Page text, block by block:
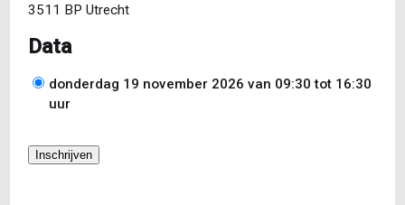
3511 BP Utrecht
Data
Datum
donderdag 19 november 2026 van 09:30 tot 16:30
uur
Inschrijven